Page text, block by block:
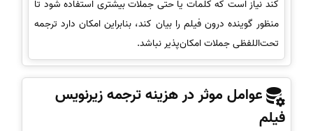
کند نیاز است که کلمات یا حتی جملات بیشتری استفاده شود تا
منظور گوینده درون فیلم را بیان کند، بنابراین امکان دارد ترجمه
تحت‌اللفظی جملات امکان‌پذیر نباشد.
عوامل موثر در هزینه ترجمه زیرنویس
فیلم